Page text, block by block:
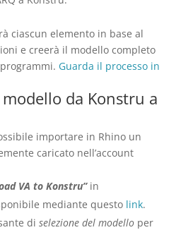
ciascun elemento in base al
e creerà il modello completo
Guarda il processo in
da Konstru a
importare in Rhino un
caricato nell’account
VA to Konstru”in
mediante questo link.
di selezione del modelloper